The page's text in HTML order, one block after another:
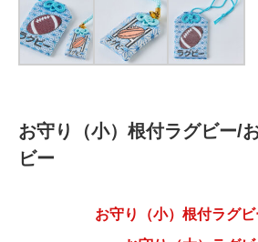
お守り（小）根付ラグビー/
ビー
お守り（小）根付ラグビ